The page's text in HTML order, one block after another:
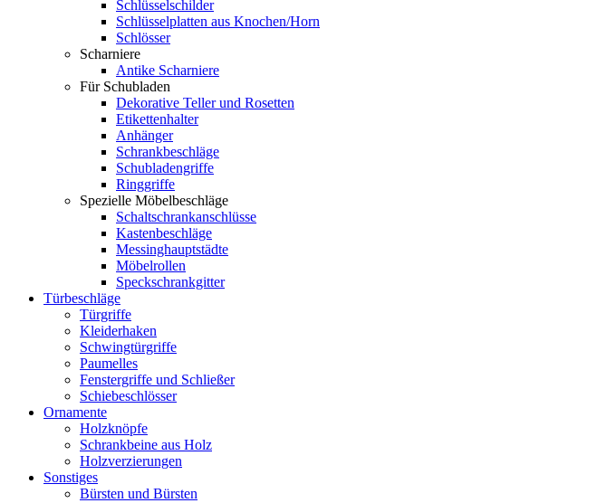
Schlüsselschilder
Schlüsselplatten aus Knochen/Horn
Schlösser
Scharniere
Antike Scharniere
Für Schubladen
Dekorative Teller und Rosetten
Etikettenhalter
Anhänger
Schrankbeschläge
Schubladengriffe
Ringgriffe
Spezielle Möbelbeschläge
Schaltschrankanschlüsse
Kastenbeschläge
Messinghauptstädte
Möbelrollen
Speckschrankgitter
Türbeschläge
Türgriffe
Kleiderhaken
Schwingtürgriffe
Paumelles
Fenstergriffe und Schließer
Schiebeschlösser
Ornamente
Holzknöpfe
Schrankbeine aus Holz
Holzverzierungen
Sonstiges
Bürsten und Bürsten